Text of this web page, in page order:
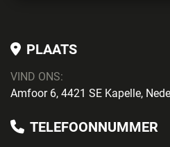
PLAATS
VIND ONS:
Amfoor 6, 4421 SE Kapelle,
TELEFOONNUMMER